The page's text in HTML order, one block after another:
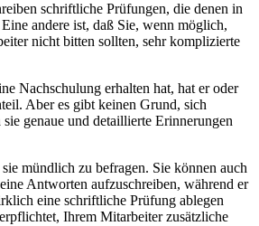
schriftliche Prüfungen, die denen in
andere ist, daß Sie, wenn möglich,
nicht bitten sollten, sehr komplizierte
Nachschulung erhalten hat, hat er oder
Aber es gibt keinen Grund, sich
sie genaue und detaillierte Erinnerungen
mündlich zu befragen. Sie können auch
Antworten aufzuschreiben, während er
eine schriftliche Prüfung ablegen
Ihrem Mitarbeiter zusätzliche